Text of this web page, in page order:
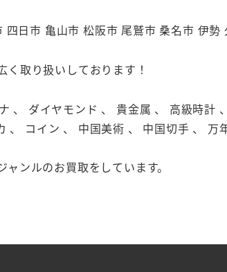
四日市 亀山市 松阪市 尾鷲市 桑名市 伊
く取り扱いしております！
、 ダイヤモンド 、 貴金属 、 高級時計
、 コイン 、 中国美術 、 中国切手 、
ンルのお買取をしています。